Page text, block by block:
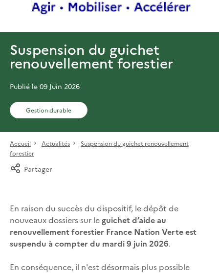
Suspension du guichet
renouvellement forestier
Publié le 09 Juin 2026
Gestion durable
Accueil Actualités
Suspension du guichet renouvellement
forestier
Partager
En raison du succès du dispositif, le dépôt de
nouveaux dossiers sur le guichet d’aide au
renouvellement forestier France Nation Verte est
suspendu à compter du mardi 9 juin 2026.
En conséquence, il n'est désormais plus possible